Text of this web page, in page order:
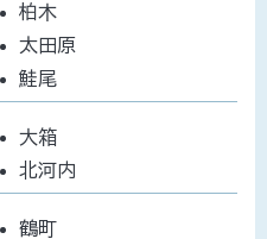
柏木
太田原
鮭尾
大箱
北河内
鶴町